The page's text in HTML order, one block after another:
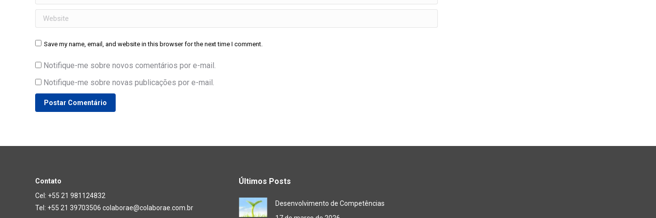
Website
Save my name, email, and website in this browser for the next time I comment.
Notifique-me sobre novos comentários por e-mail.
Notifique-me sobre novas publicações por e-mail.
Postar Comentário
Contato
Cel: +55 21 981124832
Tel: +55 21 39703506 colaborae@colaborae.com.br
Últimos Posts
Desenvolvimento de Competências